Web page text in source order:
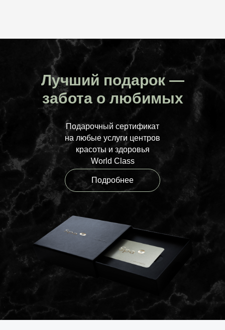
Подарочный сертификат
на любые услуги центров
красоты и здоровья
World Class
Лучший подарок —
забота о любимых
Подробнее